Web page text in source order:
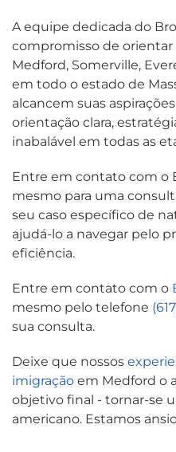
A equipe dedicada do
compromisso de
Medford, Somerville,
em todo o estado de
alcancem suas
orientação clara,
inabalável em todas as
Entre em contato com o
mesmo para uma
seu caso específico de
ajudá-lo a navegar pelo
eficiência.
Entre em contato com o
mesmo pelo telefone
sua consulta.
Deixe que nossos
imigração em Medford o
objetivo final - tornar-se
americano. Estamos